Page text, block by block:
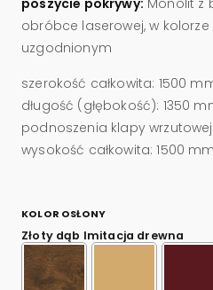
obróbce laserowej, w
uzgodnionym
szerokość całkowita: 1500
długość (głębokość): 1350
podnoszenia klapy
wysokość całkowita: 1500 mm
KOLOR OSŁONY
Złoty dąb Imitacja drewna